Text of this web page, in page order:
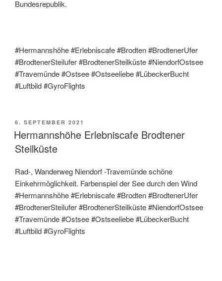
Bundesrepublik.
#Hermannshöhe #Erlebniscafe #Brodten #BrodtenerUfer
#BrodtenerSteilufer #BrodtenerSteilküste #NiendorfOstsee
#Travemünde #Ostsee #Ostseeliebe #LübeckerBucht
#Luftbild #GyroFlights
6. SEPTEMBER 2021
Hermannshöhe Erlebniscafe Brodtener
Steilküste
Rad-, Wanderweg Niendorf -Travemünde schöne
Einkehrmöglichkeit. Farbenspiel der See durch den Wind
#Hermannshöhe #Erlebniscafe #Brodten #BrodtenerUfer
#BrodtenerSteilufer #BrodtenerSteilküste #NiendorfOstsee
#Travemünde #Ostsee #Ostseeliebe #LübeckerBucht
#Luftbild #GyroFlights